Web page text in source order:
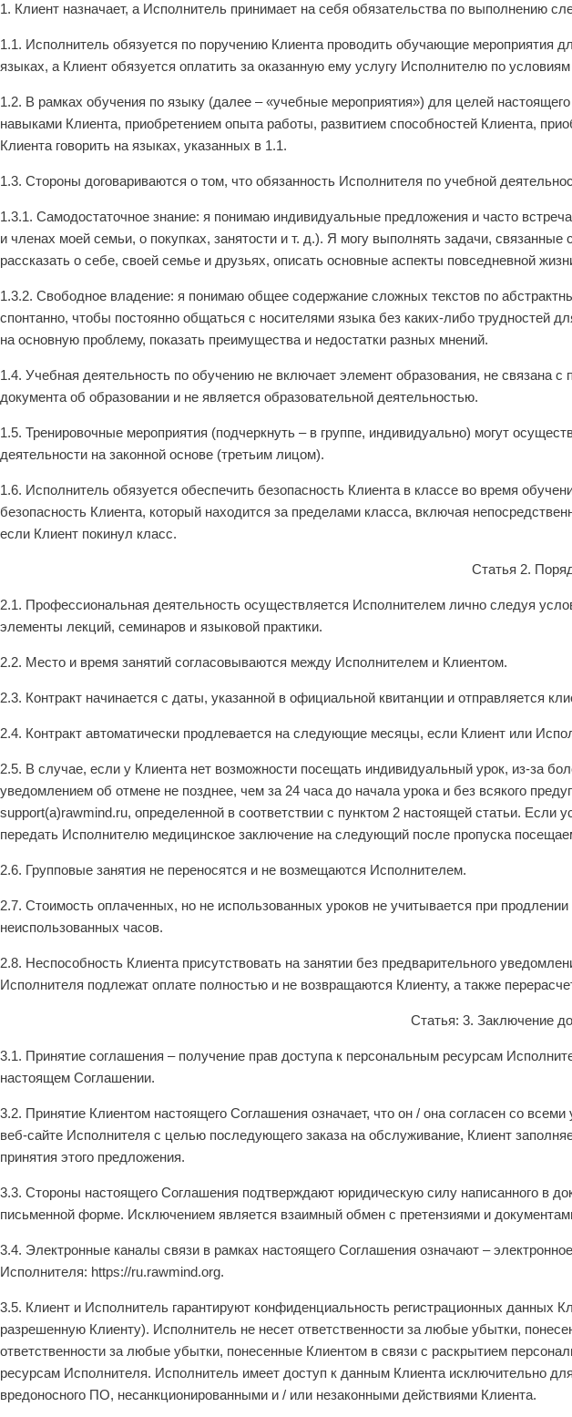
1. Клиент назначает, а Исполнитель принимает на себя обязательства по выполнению
1.1. Исполнитель обязуется по поручению Клиента проводить обучающие мероприятия
языках, а Клиент обязуется оплатить за оказанную ему услугу Исполнителю по
1.2. В рамках обучения по языку (далее – «учебные мероприятия») для целей
навыками Клиента, приобретением опыта работы, развитием способностей Клиента,
Клиента говорить на языках, указанных в 1.1.
1.3. Стороны договариваются о том, что обязанность Исполнителя по учебной
1.3.1. Самодостаточное знание: я понимаю индивидуальные предложения и часто
и членах моей семьи, о покупках, занятости и т. д.). Я могу выполнять задачи,
рассказать о себе, своей семье и друзьях, описать основные аспекты повседневной
1.3.2. Свободное владение: я понимаю общее содержание сложных текстов по
спонтанно, чтобы постоянно общаться с носителями языка без каких-либо трудностей
на основную проблему, показать преимущества и недостатки разных мнений.
1.4. Учебная деятельность по обучению не включает элемент образования, не
документа об образовании и не является образовательной деятельностью.
1.5. Тренировочные мероприятия (подчеркнуть – в группе, индивидуально) могут
деятельности на законной основе (третьим лицом).
1.6. Исполнитель обязуется обеспечить безопасность Клиента в классе во время
безопасность Клиента, который находится за пределами класса, включая
если Клиент покинул класс.
Статья 2.
2.1. Профессиональная деятельность осуществляется Исполнителем лично следуя
элементы лекций, семинаров и языковой практики.
2.2. Место и время занятий согласовываются между Исполнителем и Клиентом.
2.3. Контракт начинается с даты, указанной в официальной квитанции и отправляется
2.4. Контракт автоматически продлевается на следующие месяцы, если Клиент или
2.5. В случае, если у Клиента нет возможности посещать индивидуальный урок, из-за
уведомлением об отмене не позднее, чем за 24 часа до начала урока и без всякого
support(a)rawmind.ru, определенной в соответствии с пунктом 2 настоящей статьи.
передать Исполнителю медицинское заключение на следующий после пропуска
2.6. Групповые занятия не переносятся и не возмещаются Исполнителем.
2.7. Стоимость оплаченных, но не использованных уроков не учитывается при
неиспользованных часов.
2.8. Неспособность Клиента присутствовать на занятии без предварительного
Исполнителя подлежат оплате полностью и не возвращаются Клиенту, а также
Статья: 3. Заключение
3.1. Принятие соглашения – получение прав доступа к персональным ресурсам
настоящем Соглашении.
3.2. Принятие Клиентом настоящего Соглашения означает, что он / она согласен со
веб-сайте Исполнителя с целью последующего заказа на обслуживание, Клиент
принятия этого предложения.
3.3. Стороны настоящего Соглашения подтверждают юридическую силу написанного в
письменной форме. Исключением является взаимный обмен с претензиями и
3.4. Электронные каналы связи в рамках настоящего Соглашения означают –
Исполнителя: https://ru.rawmind.org.
3.5. Клиент и Исполнитель гарантируют конфиденциальность регистрационных данных
разрешенную Клиенту). Исполнитель не несет ответственности за любые убытки,
ответственности за любые убытки, понесенные Клиентом в связи с раскрытием
ресурсам Исполнителя. Исполнитель имеет доступ к данным Клиента исключительно
вредоносного ПО, несанкционированными и / или незаконными действиями Клиента.